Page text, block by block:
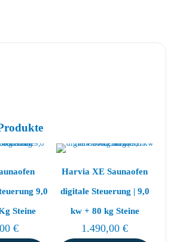
9,0
Steine
€
Harvia XE Saunaofen
digitale Steuerung | 9,0
kw + 80 kg Steine
1.490,00€